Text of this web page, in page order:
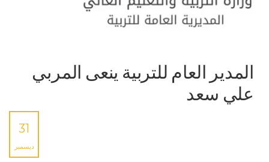
المدير العام للتربية ينعى المربي
علي سعد
31
ديسمبر